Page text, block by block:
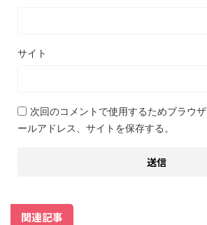
サイト
次回のコメントで使用するためブラウ
ールアドレス、サイトを保存する。
関連記事